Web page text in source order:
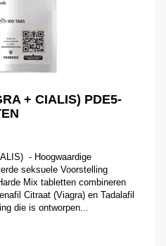
+ CIALIS) PDE5-
- Hoogwaardige
seksuele Voorstelling
Mix tabletten combineren
Citraat (Viagra) en Tadalafil
die is ontworpen...